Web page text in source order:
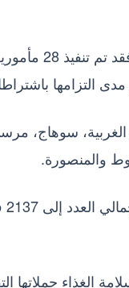
وفيما يخص أنشطة
التزامها
سوهاج،
والمنصورة.
الغذاء